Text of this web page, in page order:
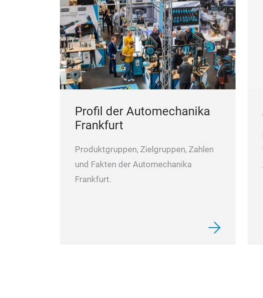
Profil der Automechanika
Frankfurt
Produktgruppen, Zielgruppen, Zahlen
und Fakten der Automechanika
Frankfurt.